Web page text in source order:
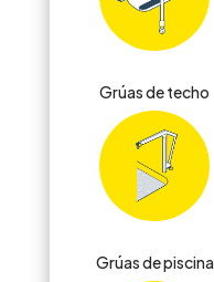
Grúas de techo
Grúas de piscina